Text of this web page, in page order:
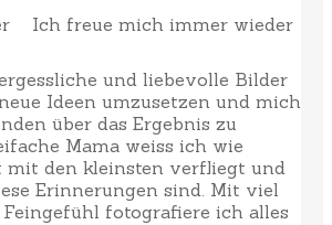
Ich freue mich immer wieder
und liebevolle Bilder
Ideen umzusetzen und mich
über das Ergebnis zu
Mama weiss ich wie
mit den kleinsten verfliegt und
Erinnerungen sind. Mit viel
Feingefühl fotografiere ich alles